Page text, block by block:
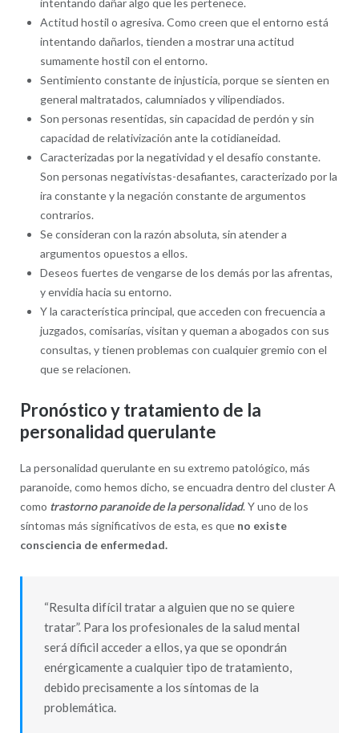
intentando dañar algo que les pertenece.
Actitud hostil o agresiva. Como creen que el entorno está
intentando dañarlos, tienden a mostrar una actitud
sumamente hostil con el entorno.
Sentimiento constante de injusticia, porque se sienten en
general maltratados, calumniados y vilipendiados.
Son personas resentidas, sin capacidad de perdón y sin
capacidad de relativización ante la cotidianeidad.
Caracterizadas por la negatividad y el desafío constante.
Son personas negativistas-desafiantes, caracterizado por la
ira constante y la negación constante de argumentos
contrarios.
Se consideran con la razón absoluta, sin atender a
argumentos opuestos a ellos.
Deseos fuertes de vengarse de los demás por las afrentas,
y envidia hacia su entorno.
Y la característica principal, que acceden con frecuencia a
juzgados, comisarías, visitan y queman a abogados con sus
consultas, y tienen problemas con cualquier gremio con el
que se relacionen.
Pronóstico y tratamiento de la
personalidad querulante
La personalidad querulante en su extremo patológico, más
paranoide, como hemos dicho, se encuadra dentro del cluster A
como trastorno paranoide de la personalidad. Y uno de los
síntomas más significativos de esta, es que no existe
consciencia de enfermedad.
“Resulta difícil tratar a alguien que no se quiere
tratar”. Para los profesionales de la salud mental
será díficil acceder a ellos, ya que se opondrán
enérgicamente a cualquier tipo de tratamiento,
debido precisamente a los síntomas de la
problemática.